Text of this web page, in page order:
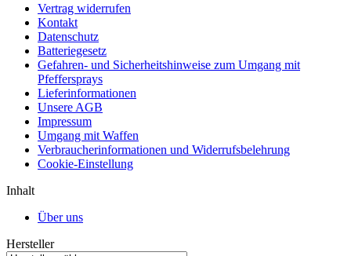
Vertrag widerrufen
Kontakt
Datenschutz
Batteriegesetz
Gefahren- und Sicherheitshinweise zum Umgang mit
Pfeffersprays
Lieferinformationen
Unsere AGB
Impressum
Umgang mit Waffen
Verbraucherinformationen und Widerrufsbelehrung
Cookie-Einstellung
Inhalt
Über uns
Hersteller